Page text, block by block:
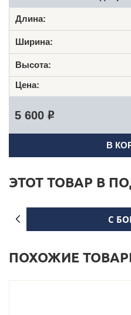
5 600 Р
В
ЭТОТ ТОВАР В
С
ПОХОЖИЕ